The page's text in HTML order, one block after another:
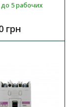
5 рабочих
грн